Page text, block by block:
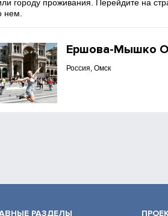
городу проживания. Перейдите на
нем.
Ершова-Мышко
Россия, Омск
РАЗДЕЛЫ